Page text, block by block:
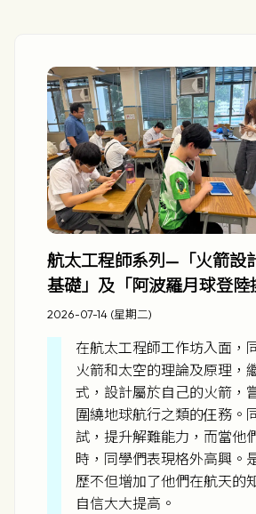
航太工程師系列—「火箭設
基礎」及「阿波羅月球登陸
2026-07-14 (星期二)
在航太工程師工作坊入面，
火箭和太空的理論及原理，
式，設計屬於自己的火箭，
圍繞地球航行之類的仼務。
試，提升解難能力，而當他
時，同學們表現格外高興。
歷不但增加了他們在航天的
自信大大提高。